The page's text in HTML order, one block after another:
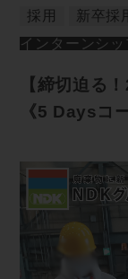
採用 新卒採
インターンシッ
【締切迫る
《5 Daysコ